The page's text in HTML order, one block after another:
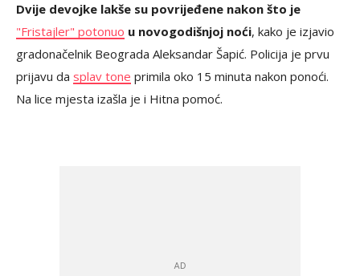
Dvije devojke lakše su povrijeđene nakon što je
"Fristajler" potonuo u novogodišnjoj noći, kako je izjavio
gradonačelnik Beograda Aleksandar Šapić. Policija je prvu
prijavu da splav tone primila oko 15 minuta nakon ponoći.
Na lice mjesta izašla je i Hitna pomoć.